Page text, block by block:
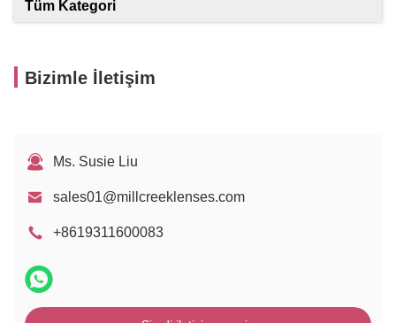
Tüm Kategori
Bizimle İletişim
Ms. Susie Liu
sales01@millcreeklenses.com
+8619311600083